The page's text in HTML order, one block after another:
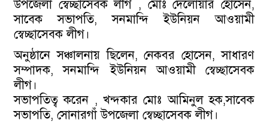
উপজেলা স্বেচ্ছাসেবক লীগ , মোঃ দেলোয়ার হোসেন,
সাবেক সভাপতি, সনমান্দি ইউনিয়ন আওয়ামী
স্বেচ্ছাসেবক লীগ।
অনুষ্ঠানে সঞ্চালনায় ছিলেন, নেকবর হোসেন, সাধারণ
সম্পাদক, সনমান্দি ইউনিয়ন আওয়ামী স্বেচ্ছাসেবক
লীগ।
সভাপতিত্ব করেন , খন্দকার মোঃ আমিনুল হক,সাবেক
সভাপতি, সোনারগাঁ উপজেলা স্বেচ্ছাসেবক লীগ।